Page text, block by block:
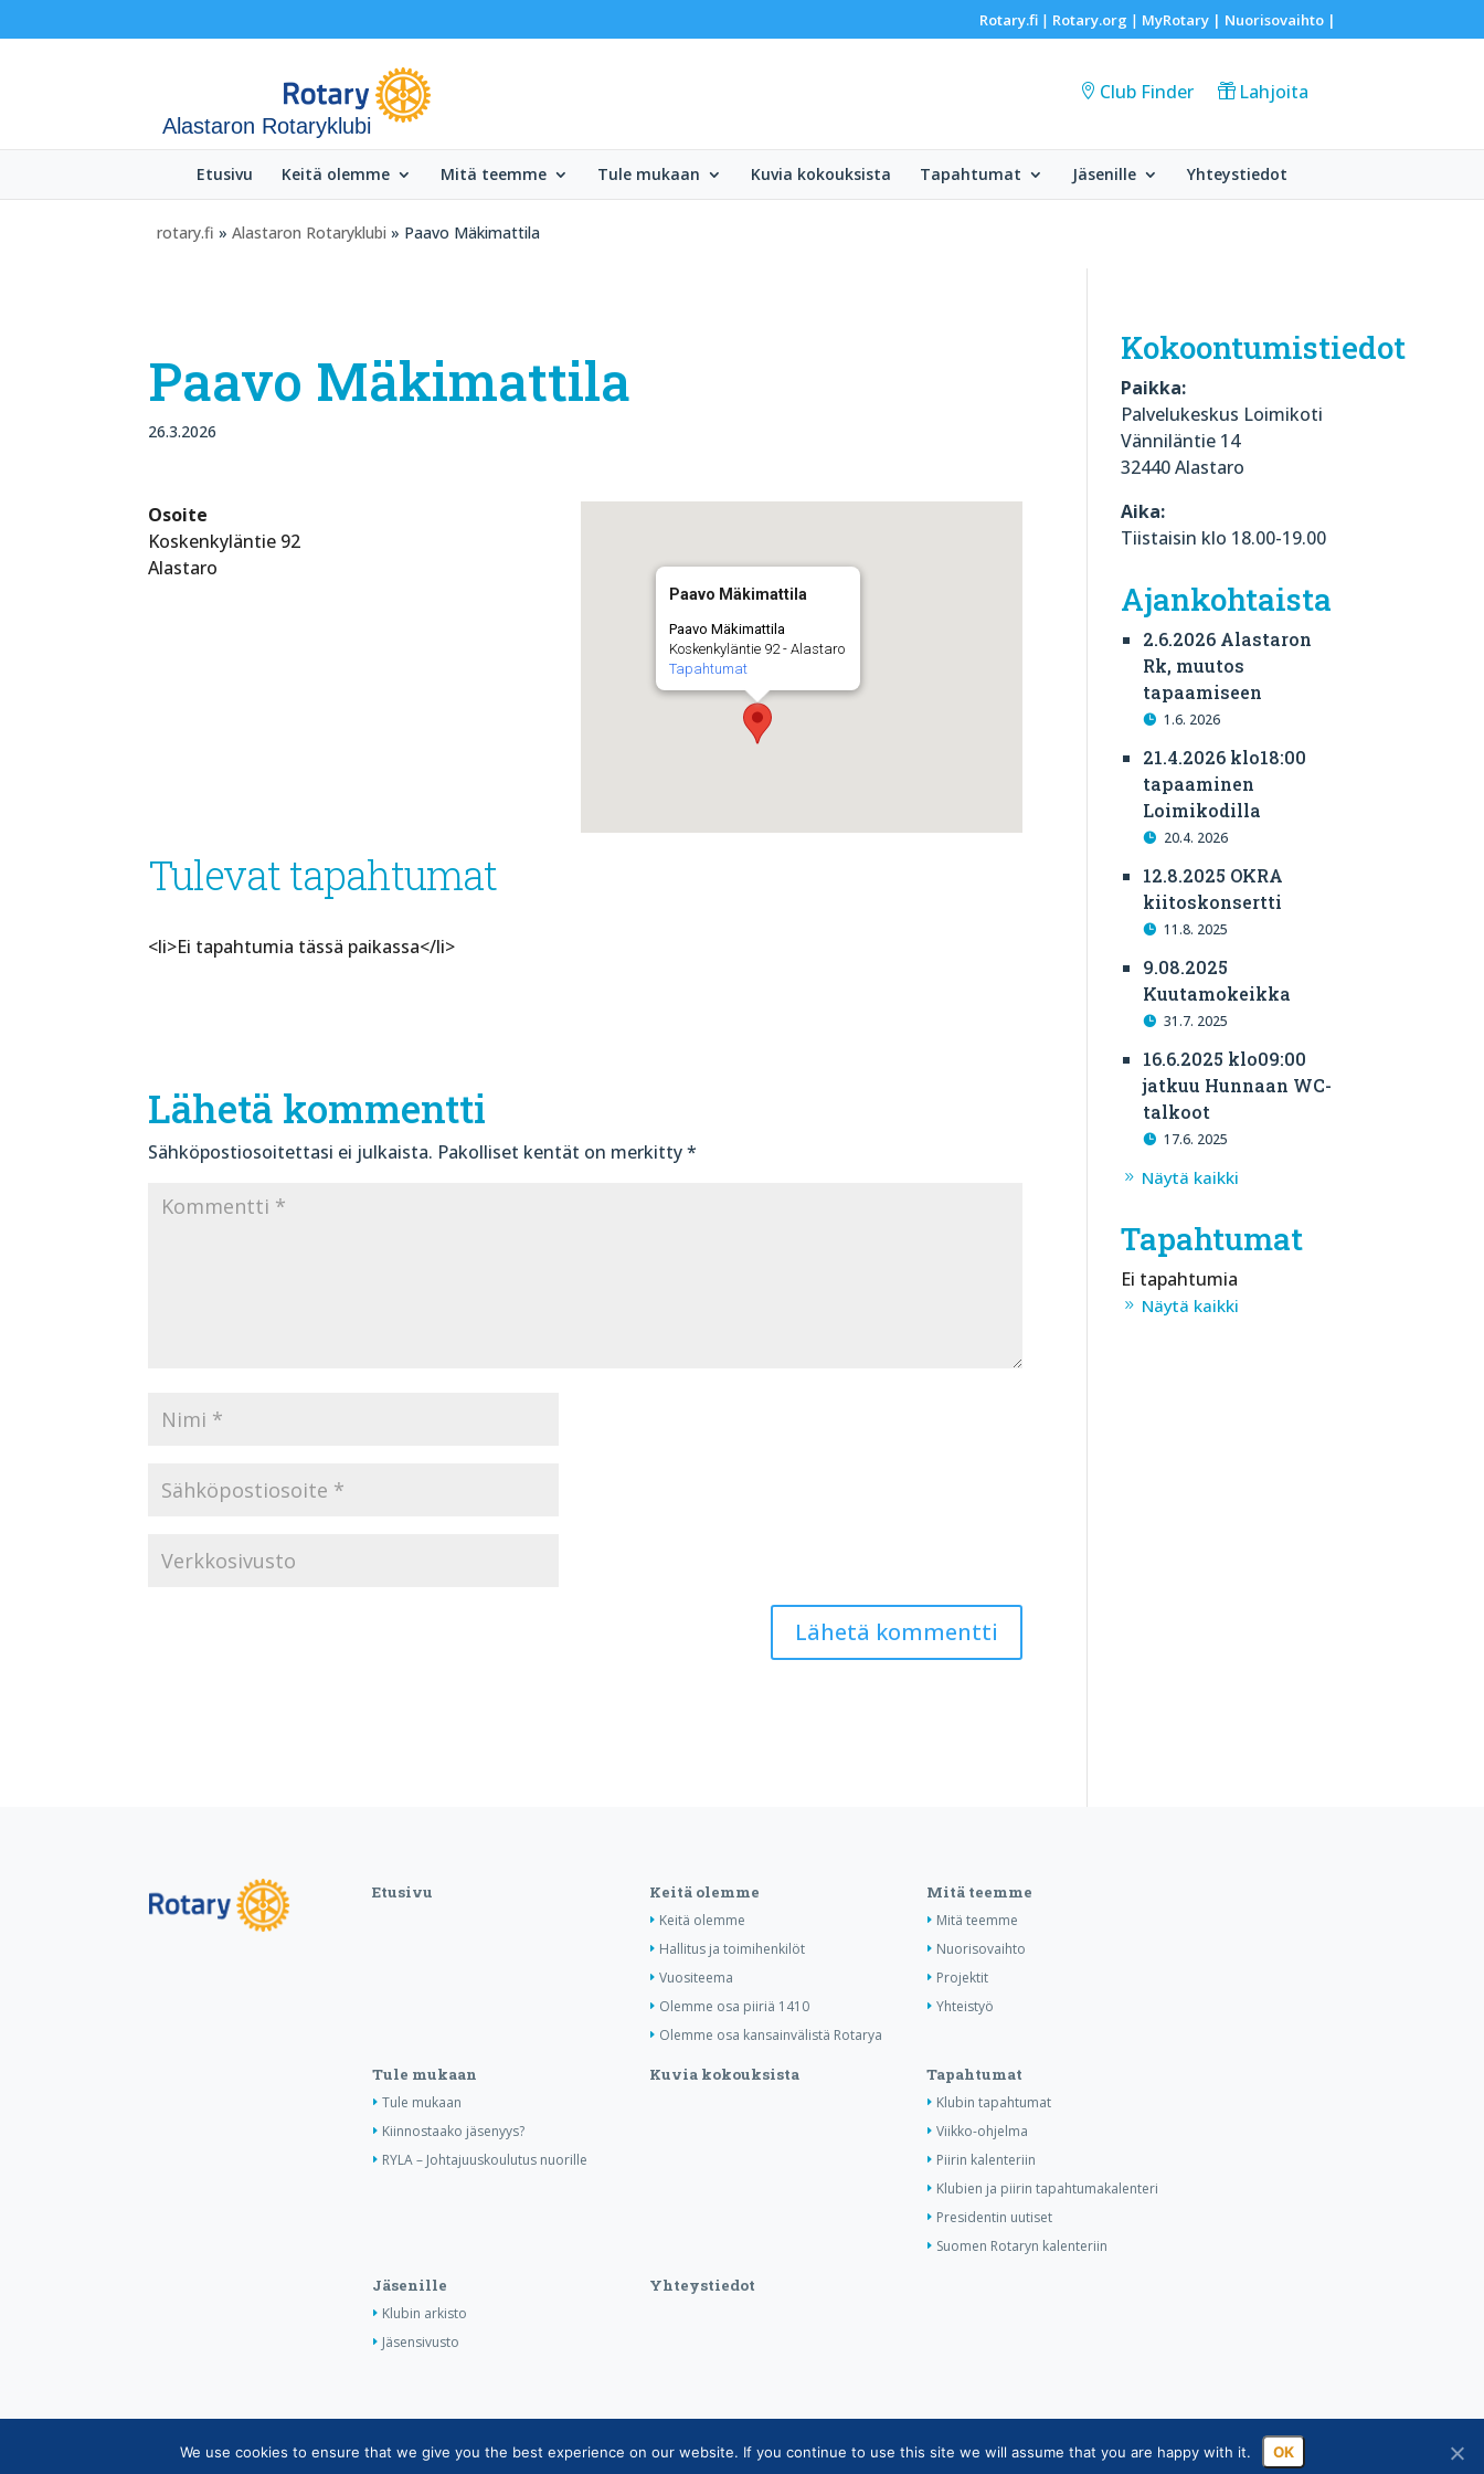
Rotary.fi| Rotary.org | MyRotary | Nuorisovaihto|
Alastaron Rotaryklubi
Club Finder Lahjoita
Etusivu Keitä olemme Mitä teemme Tule mukaan Kuvia kokouksista Tapahtumat Jäsenille Yhteystiedot
rotary.fi » Alastaron Rotaryklubi » Paavo Mäkimattila
Paavo Mäkimattila
26.3.2026
Paavo Mäkimattila
Paavo Mäkimattila
Koskenkyläntie 92 - Alastaro
Tapahtumat
Osoite
Koskenkyläntie 92
Alastaro
Tulevat tapahtumat
<li>Ei tapahtumia tässä paikassa</li>
Lähetä kommentti
Sähköpostiosoitettasi ei julkaista. Pakolliset kentät on merkitty*
Kokoontumistiedot
Paikka:
Palvelukeskus Loimikoti
Vänniläntie 14
32440 Alastaro
Aika:
Tiistaisin klo 18.00-19.00
Ajankohtaista
2.6.2026 Alastaron
Rk, muutos
tapaamiseen
1.6. 2026
21.4.2026 klo18:00
tapaaminen
Loimikodilla
20.4. 2026
12.8.2025 OKRA
kiitoskonsertti
11.8. 2025
9.08.2025
Kuutamokeikka
31.7. 2025
16.6.2025 klo09:00
jatkuu Hunnaan WC-
talkoot
17.6. 2025
Näytä kaikki
Tapahtumat
Ei tapahtumia
Näytä kaikki
Etusivu Keitä olemme
Keitä olemme
Hallitus ja toimihenkilöt
Vuositeema
Olemme osa piiriä 1410
Olemme osa kansainvälistä Rotarya
Mitä teemme
Mitä teemme
Nuorisovaihto
Projektit
Yhteistyö
Tule mukaan
Tule mukaan
Kiinnostaako jäsenyys?
RYLA – Johtajuuskoulutus nuorille
Kuvia kokouksista Tapahtumat
Klubin tapahtumat
Viikko-ohjelma
Piirin kalenteriin
Klubien ja piirin tapahtumakalenteri
Presidentin uutiset
Suomen Rotaryn kalenteriin
Jäsenille
Klubin arkisto
Jäsensivusto
Yhteystiedot
Copyright © Suomen Rotarypalvelu ry 2026 |Jäsentietojärjestelmän tietosuojaseloste|Henkilötietojen käsittely Rotarytoiminnassa
We use cookies to ensure that we give you the best experience on our website. If you continue to use this site we will assume that you are happy with it. OK